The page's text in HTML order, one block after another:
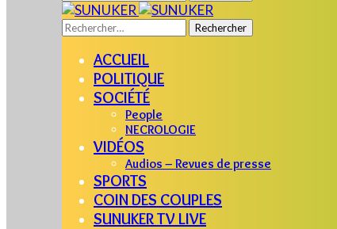
Rechercher :
ACCUEIL
POLITIQUE
SOCIÉTÉ
People
NECROLOGIE
VIDÉOS
Audios – Revues de presse
SPORTS
COIN DES COUPLES
SUNUKER TV LIVE